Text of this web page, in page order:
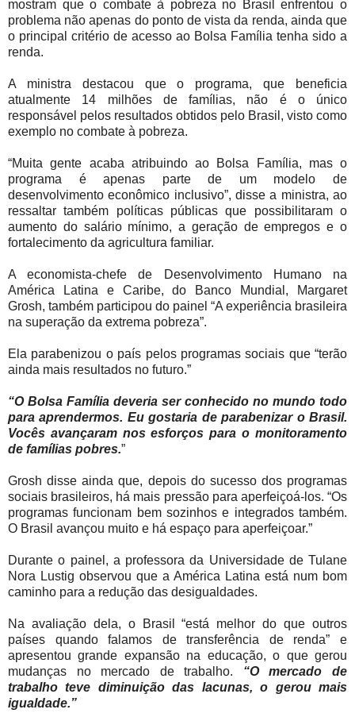
mostram que o combate à pobreza no Brasil enfrentou o
problema não apenas do ponto de vista da renda, ainda que
o principal critério de acesso ao Bolsa Família tenha sido a
renda.
A ministra destacou que o programa, que beneficia
atualmente 14 milhões de famílias, não é o único
responsável pelos resultados obtidos pelo Brasil, visto como
exemplo no combate à pobreza.
“Muita gente acaba atribuindo ao Bolsa Família, mas o
programa é apenas parte de um modelo de
desenvolvimento econômico inclusivo”, disse a ministra, ao
ressaltar também políticas públicas que possibilitaram o
aumento do salário mínimo, a geração de empregos e o
fortalecimento da agricultura familiar.
A economista-chefe de Desenvolvimento Humano na
América Latina e Caribe, do Banco Mundial, Margaret
Grosh, também participou do painel “A experiência brasileira
na superação da extrema pobreza”.
Ela parabenizou o país pelos programas sociais que “terão
ainda mais resultados no futuro.”
“O Bolsa Família deveria ser conhecido no mundo todo
para aprendermos. Eu gostaria de parabenizar o Brasil.
Vocês avançaram nos esforços para o monitoramento
de famílias pobres.”
Grosh disse ainda que, depois do sucesso dos programas
sociais brasileiros, há mais pressão para aperfeiçoá-los. “Os
programas funcionam bem sozinhos e integrados também.
O Brasil avançou muito e há espaço para aperfeiçoar.”
Durante o painel, a professora da Universidade de Tulane
Nora Lustig observou que a América Latina está num bom
caminho para a redução das desigualdades.
Na avaliação dela, o Brasil “está melhor do que outros
países quando falamos de transferência de renda” e
apresentou grande expansão na educação, o que gerou
mudanças no mercado de trabalho. “O mercado de
trabalho teve diminuição das lacunas, o gerou mais
igualdade.”